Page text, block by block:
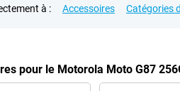
à : Accessoires Catégories
pour le Motorola Moto G87